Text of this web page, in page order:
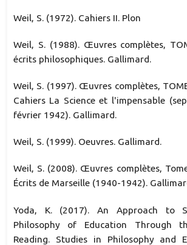
Weil, S. (1972). Cahiers II. Plon
Weil, S. (1988). Œuvres complètes,
écrits philosophiques. Gallimard.
Weil, S. (1997). Œuvres complètes,
Cahiers La Science et l'impensable
février 1942). Gallimard.
Weil, S. (1999). Oeuvres. Gallimard.
Weil, S. (2008). Œuvres complètes,
Écrits de Marseille (1940-1942).
Yoda, K. (2017). An Approach to
Philosophy of Education Through
Reading. Studies in Philosophy and